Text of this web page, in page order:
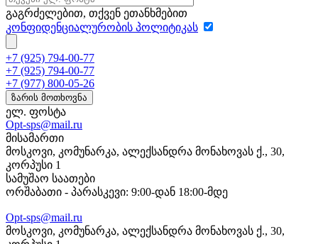
გაგრძელებით, თქვენ ეთანხმებით
კონფიდენციალურობის პოლიტიკას
+7 (925) 794-00-77
+7 (925) 794-00-77
+7 (977) 800-05-26
ზარის მოთხოვნა
ელ. ფოსტა
Opt-sps@mail.ru
მისამართი
მოსკოვი, კომუნარკა, ალექსანდრა მონახოვას ქ., 30,
კორპუსი 1
სამუშაო საათები
ორშაბათი - პარასკევი: 9:00-დან 18:00-მდე
Opt-sps@mail.ru
მოსკოვი, კომუნარკა, ალექსანდრა მონახოვას ქ., 30,